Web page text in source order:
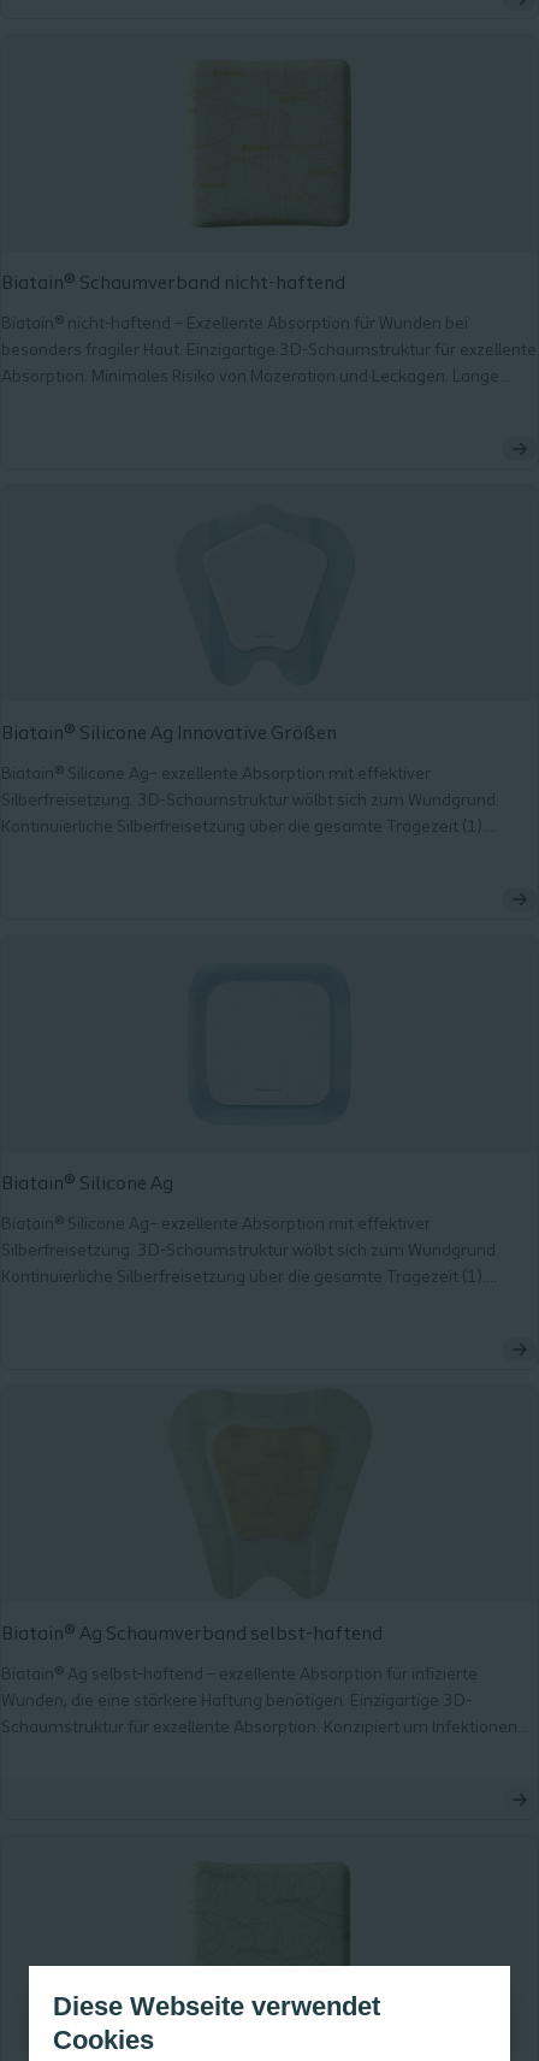
Diese Webseite verwendet
Cookies
Biatain® Schaumverband nicht-haftend
Biatain® nicht-haftend – Exzellente Absorption für Wunden bei
besonders fragiler Haut. Einzigartige 3D-Schaumstruktur für exzellente
Absorption. Minimales Risiko von Mazeration und Leckagen. Lange
Biatain® Silicone Ag Innovative Größen
Biatain® Silicone Ag– exzellente Absorption mit effektiver
Silberfreisetzung. 3D-Schaumstruktur wölbt sich zum Wundgrund.
Kontinuierliche Silberfreisetzung über die gesamte Tragezeit (1).
Biatain® Silicone Ag
Biatain® Silicone Ag– exzellente Absorption mit effektiver
Silberfreisetzung. 3D-Schaumstruktur wölbt sich zum Wundgrund.
Kontinuierliche Silberfreisetzung über die gesamte Tragezeit (1).
Biatain® Ag Schaumverband selbst-haftend
Biatain® Ag selbst-haftend – exzellente Absorption für infizierte
Wunden, die eine stärkere Haftung benötigen. Einzigartige 3D-
Schaumstruktur für exzellente Absorption. Konzipiert um Infektionen